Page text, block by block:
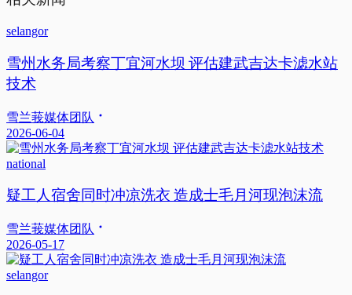
selangor
雪州水务局考察丁宜河水坝 评估建武吉达卡滤水站
技术
雪兰莪媒体团队
2026-06-04
national
疑工人宿舍同时冲凉洗衣 造成士毛月河现泡沫流
雪兰莪媒体团队
2026-05-17
selangor